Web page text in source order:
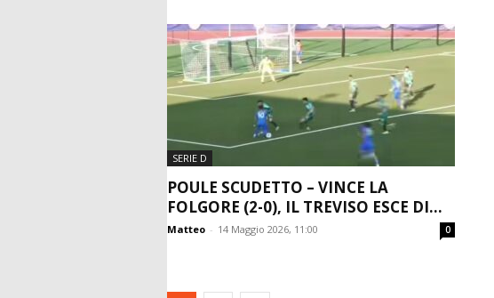
SERIE D
POULE SCUDETTO – VINCE LA
FOLGORE (2-0), IL TREVISO ESCE DI...
Matteo - 14 Maggio 2026, 11:00 0